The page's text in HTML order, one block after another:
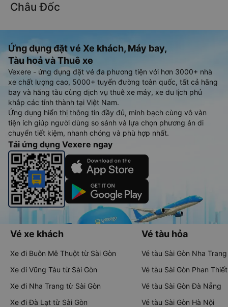
Châu Đốc
Ứng dụng đặt vé Xe khách, Máy bay,
Tàu hoả và Thuê xe
Vexere - ứng dụng đặt vé đa phương tiện với hơn 3000+ nhà
xe chất lượng cao, 5000+ tuyến đường toàn quốc, tất cả hãng
bay và hãng tàu cùng dịch vụ thuê xe máy, xe du lịch phủ
khắp các tỉnh thành tại Việt Nam.
Ứng dụng hiển thị thông tin đầy đủ, minh bạch cùng vô vàn
tiện ích giúp người dùng so sánh và lựa chọn phương án di
chuyển tiết kiệm, nhanh chóng và phù hợp nhất.
Tải ứng dụng Vexere ngay
Vé xe khách
Xe đi Buôn Mê Thuột từ Sài Gòn
Xe đi Vũng Tàu từ Sài Gòn
Xe đi Nha Trang từ Sài Gòn
Xe đi Đà Lạt từ Sài Gòn
Vé tàu hỏa
Vé tàu Sài Gòn Nha Trang
Vé tàu Sài Gòn Phan Thiết
Vé tàu Sài Gòn Đà Nẵng
Vé tàu Sài Gòn Hà Nội